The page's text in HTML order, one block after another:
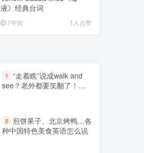
液》经典台词
7年前 1人点赞
1
“走着瞧”说成walk and
see？老外都要笑翻了！不
2 煎饼果子、北京烤鸭…各
种中国特色美食英语怎么说